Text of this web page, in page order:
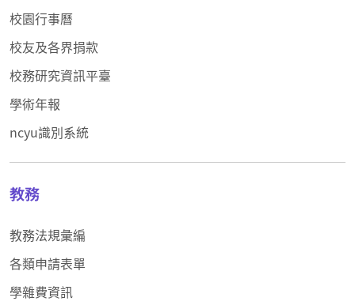
校園行事曆
校友及各界捐款
校務研究資訊平臺
學術年報
ncyu識別系統
教務
教務法規彙編
各類申請表單
學雜費資訊